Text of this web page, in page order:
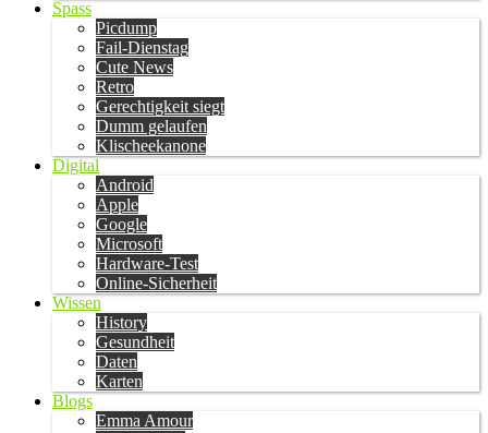
Spass
Picdump
Fail-Dienstag
Cute News
Retro
Gerechtigkeit siegt
Dumm gelaufen
Klischeekanone
Digital
Android
Apple
Google
Microsoft
Hardware-Test
Online-Sicherheit
Wissen
History
Gesundheit
Daten
Karten
Blogs
Emma Amour